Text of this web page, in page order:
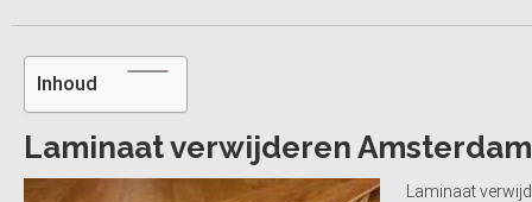
Inhoud
Laminaat verwijderen Amsterdam
Laminaat